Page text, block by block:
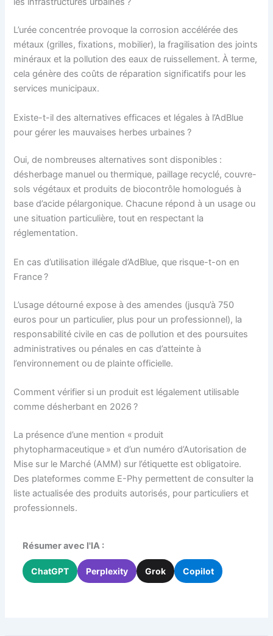
L’urée concentrée provoque la corrosion accélérée des
métaux (grilles, fixations, mobilier), la fragilisation des joints
minéraux et la pollution des eaux de ruissellement. À terme,
cela génère des coûts de réparation significatifs pour les
services municipaux.
Existe-t-il des alternatives efficaces et légales à l’AdBlue
pour gérer les mauvaises herbes urbaines ?
Oui, de nombreuses alternatives sont disponibles :
désherbage manuel ou thermique, paillage recyclé, couvre-
sols végétaux et produits de biocontrôle homologués à
base d’acide pélargonique. Chacune répond à un usage ou
une situation particulière, tout en respectant la
réglementation.
En cas d’utilisation illégale d’AdBlue, que risque-t-on en
France ?
L’usage détourné expose à des amendes (jusqu’à 750
euros pour un particulier, plus pour un professionnel), la
responsabilité civile en cas de pollution et des poursuites
administratives ou pénales en cas d’atteinte à
l’environnement ou de plainte officielle.
Comment vérifier si un produit est légalement utilisable
comme désherbant en 2026 ?
La présence d’une mention « produit
phytopharmaceutique » et d’un numéro d’Autorisation de
Mise sur le Marché (AMM) sur l’étiquette est obligatoire.
Des plateformes comme E-Phy permettent de consulter la
liste actualisée des produits autorisés, pour particuliers et
professionnels.
Résumer avec l'IA :
ChatGPT Perplexity Grok Copilot